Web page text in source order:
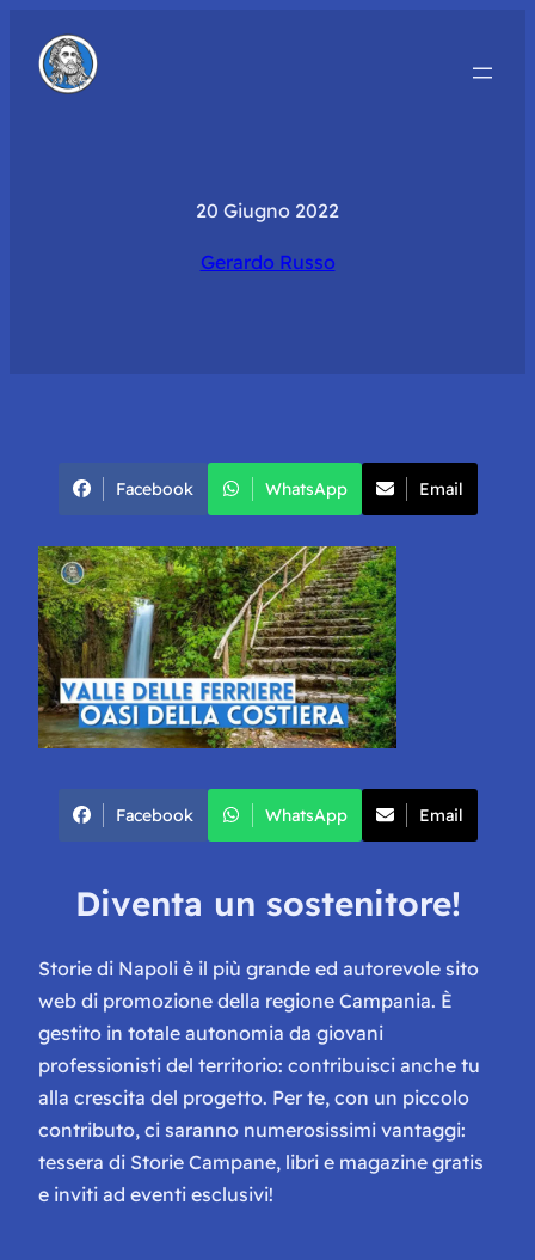
20 Giugno 2022
Gerardo Russo
Facebook WhatsApp Email
Facebook WhatsApp Email
Diventa un sostenitore!
Storie di Napoli è il più grande ed autorevole sito
web di promozione della regione Campania. È
gestito in totale autonomia da giovani
professionisti del territorio: contribuisci anche tu
alla crescita del progetto. Per te, con un piccolo
contributo, ci saranno numerosissimi vantaggi:
tessera di Storie Campane, libri e magazine gratis
e inviti ad eventi esclusivi!